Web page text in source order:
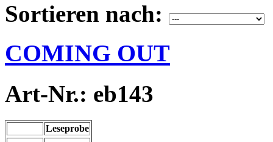
Sortieren nach:
COMING OUT
Art-Nr.: eb143
Leseprobe